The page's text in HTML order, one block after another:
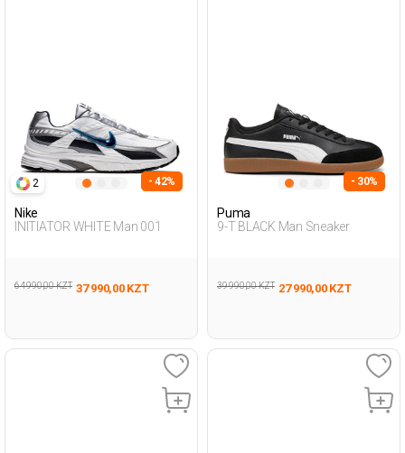
2 - 42%
Nike
INITIATOR WHITE Man 001
64 990,00 KZT 37 990,00 KZT
- 30%
Puma
9-T BLACK Man Sneaker
39 990,00 KZT 27 990,00 KZT